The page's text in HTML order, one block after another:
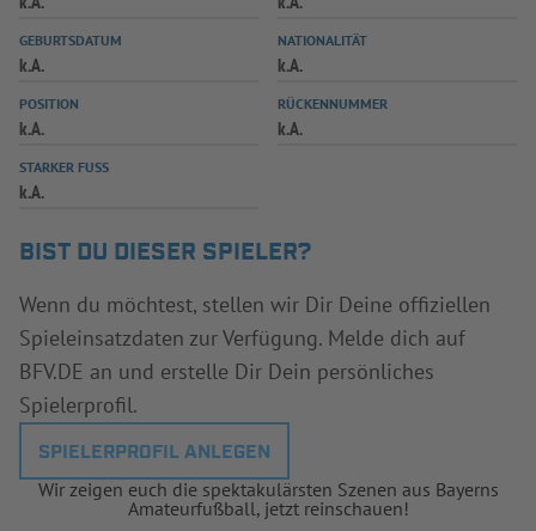
SPIELPLUS
GEBURTSDATUM
k.A.
NATIONALITÄT
k.A.
POSITION
k.A.
RÜCKENNUMMER
k.A.
STARKER FUSS
k.A.
BIST DU DIESER SPIELER?
Wenn du möchtest, stellen wir Dir Deine offiziellen
Spieleinsatzdaten zur Verfügung. Melde dich auf
BFV.DE an und erstelle Dir Dein persönliches
Spielerprofil.
SPIELERPROFIL ANLEGEN
Wir zeigen euch die spektakulärsten Szenen aus Bayerns
Amateurfußball, jetzt reinschauen!